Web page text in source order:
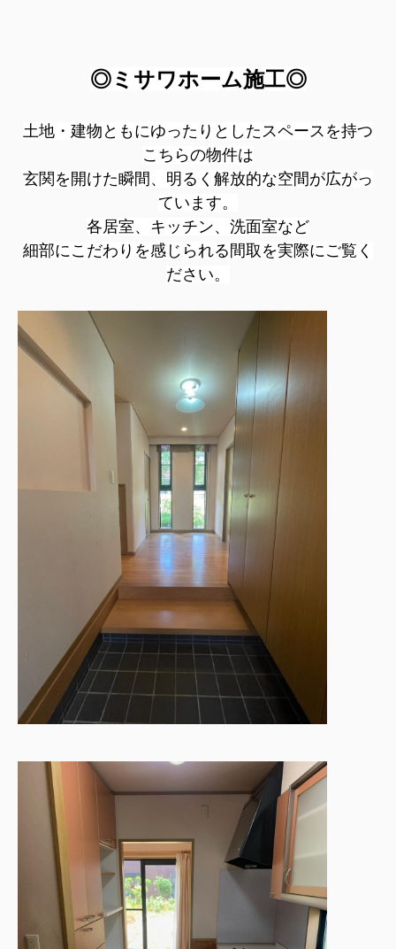
◎ミサワホーム施工◎
土地・建物ともにゆったりとしたスペースを持つ
こちらの物件は
玄関を開けた瞬間、明るく解放的な空間が広がっ
ています。
各居室、キッチン、洗面室など
細部にこだわりを感じられる間取を実際にご覧く
ださい。